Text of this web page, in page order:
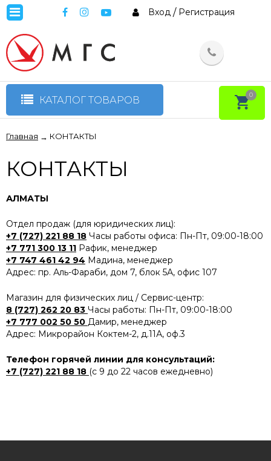
Вход / Регистрация
КАТАЛОГ ТОВАРОВ 0
Главная → КОНТАКТЫ
КОНТАКТЫ
АЛМАТЫ
Отдел продаж (для юридических лиц):
+7 (727) 221 88 18 Часы работы офиса: Пн-Пт, 09:00-18:00
+7 771 300 13 11 Рафик, менеджер
+7 747 461 42 94 Мадина, менеджер
Адрес: пр. Аль-Фараби, дом 7, блок 5А, офис 107
Магазин для физических лиц / Сервис-центр:
8 (727) 262 20 83 Часы работы: Пн-Пт, 09:00-18:00
+7 777 002 50 50 Дамир, менеджер
Адрес: Микрорайон Коктем-2, д.11А, оф.3
Телефон горячей линии для консультаций:
+7 (727) 221 88 18 (с 9 до 22 часов ежедневно)